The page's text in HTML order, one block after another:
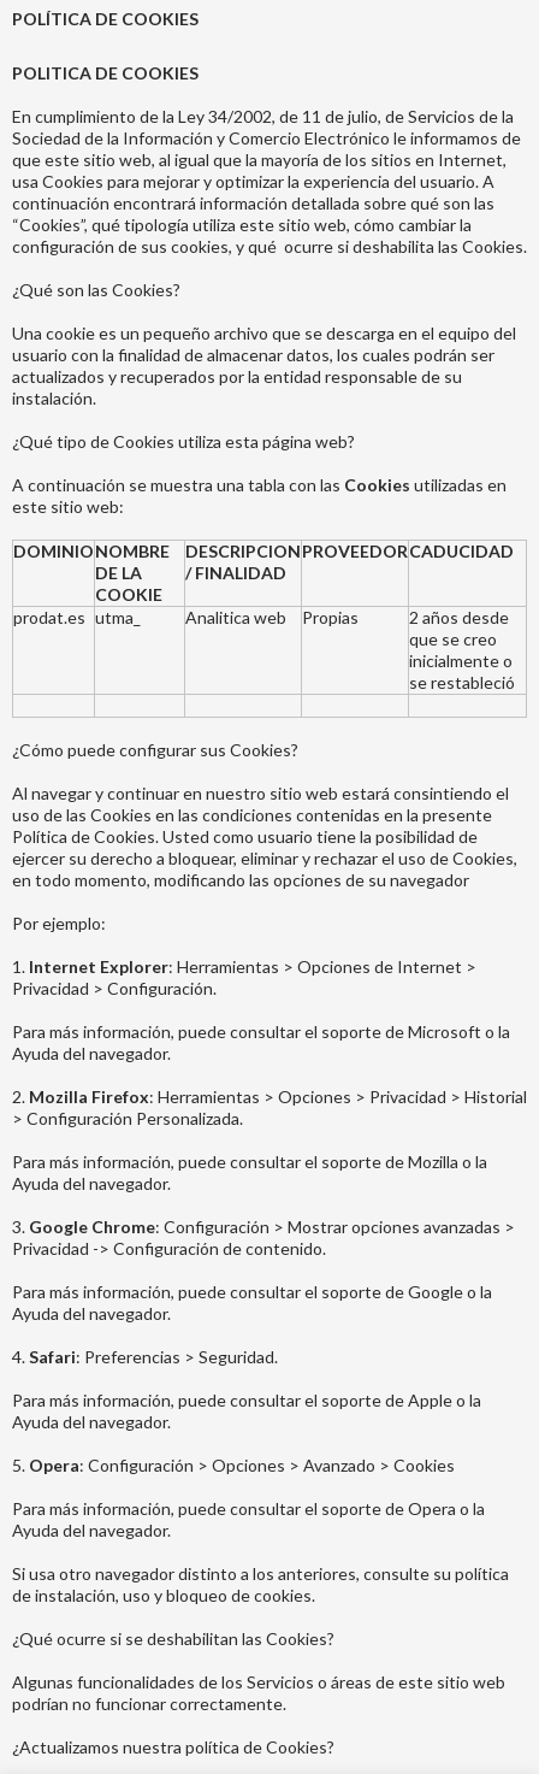
POLÍTICA DE COOKIES
POLITICA DE COOKIES
En cumplimiento de la Ley 34/2002, de 11 de julio, de Servicios de la
Sociedad de la Información y Comercio Electrónico le informamos de
que este sitio web, al igual que la mayoría de los sitios en Internet,
usa Cookies para mejorar y optimizar la experiencia del usuario. A
continuación encontrará información detallada sobre qué son las
“Cookies”, qué tipología utiliza este sitio web, cómo cambiar la
configuración de sus cookies, y qué ocurre si deshabilita las Cookies.
¿Qué son las Cookies?
Una cookie es un pequeño archivo que se descarga en el equipo del
usuario con la finalidad de almacenar datos, los cuales podrán ser
actualizados y recuperados por la entidad responsable de su
instalación.
¿Qué tipo de Cookies utiliza esta página web?
A continuación se muestra una tabla con las Cookies utilizadas en
este sitio web:
DOMINIONOMBRE
DE LA
COOKIE
DESCRIPCION
/ FINALIDAD
PROVEEDORCADUCIDAD
prodat.es utma_ Analitica web Propias
2 años desde
que se creo
inicialmente o
se restableció
¿Cómo puede configurar sus Cookies?
Al navegar y continuar en nuestro sitio web estará consintiendo el
uso de las Cookies en las condiciones contenidas en la presente
Política de Cookies. Usted como usuario tiene la posibilidad de
ejercer su derecho a bloquear, eliminar y rechazar el uso de Cookies,
en todo momento, modificando las opciones de su navegador
Por ejemplo:
1. Internet Explorer: Herramientas > Opciones de Internet >
Privacidad > Configuración.
Para más información, puede consultar el soporte de Microsoft o la
Ayuda del navegador.
2. Mozilla Firefox: Herramientas > Opciones > Privacidad > Historial
> Configuración Personalizada.
Para más información, puede consultar el soporte de Mozilla o la
Ayuda del navegador.
3. Google Chrome: Configuración > Mostrar opciones avanzadas >
Privacidad -> Configuración de contenido.
Para más información, puede consultar el soporte de Google o la
Ayuda del navegador.
4.Safari: Preferencias > Seguridad.
Para más información, puede consultar el soporte de Apple o la
Ayuda del navegador.
5. Opera: Configuración > Opciones > Avanzado > Cookies
Para más información, puede consultar el soporte de Opera o la
Ayuda del navegador.
Si usa otro navegador distinto a los anteriores, consulte su política
de instalación, uso y bloqueo de cookies.
¿Qué ocurre si se deshabilitan las Cookies?
Algunas funcionalidades de los Servicios o áreas de este sitio web
podrían no funcionar correctamente.
¿Actualizamos nuestra política de Cookies?